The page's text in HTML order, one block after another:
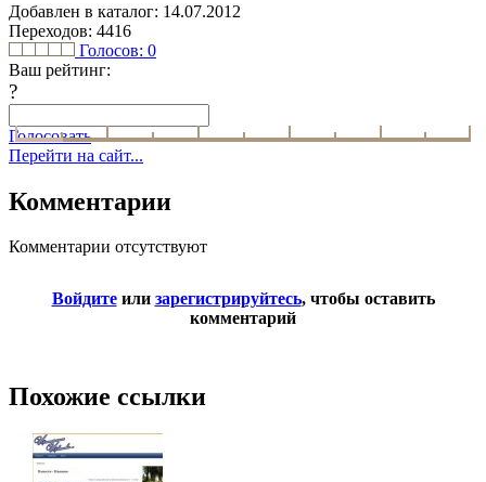
Добавлен в каталог: 14.07.2012
Переходов: 4416
Голосов: 0
Ваш рейтинг:
?
Голосовать
Перейти на сайт...
Комментарии
Комментарии отсутствуют
Войдитеили зарегистрируйтесь, чтобы оставить
комментарий
Похожие ссылки